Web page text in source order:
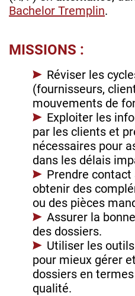
Bachelor Tremplin.
MISSIONS :
Réviser les
(fournisseurs,
mouvements de
Exploiter les
par les clients et
nécessaires pour
dans les délais
Prendre
obtenir des
ou des pièces
Assurer la
des dossiers.
Utiliser les
pour mieux gérer
dossiers en
qualité.